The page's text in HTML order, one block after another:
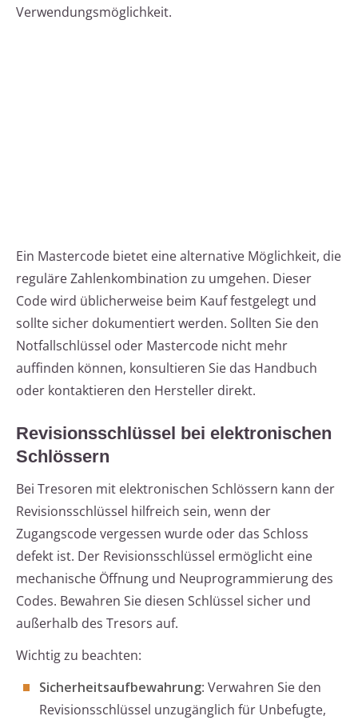
Verwendungsmöglichkeit.
Ein Mastercode bietet eine alternative Möglichkeit, die
reguläre Zahlenkombination zu umgehen. Dieser
Code wird üblicherweise beim Kauf festgelegt und
sollte sicher dokumentiert werden. Sollten Sie den
Notfallschlüssel oder Mastercode nicht mehr
auffinden können, konsultieren Sie das Handbuch
oder kontaktieren den Hersteller direkt.
Revisionsschlüssel bei elektronischen
Schlössern
Bei Tresoren mit elektronischen Schlössern kann der
Revisionsschlüssel hilfreich sein, wenn der
Zugangscode vergessen wurde oder das Schloss
defekt ist. Der Revisionsschlüssel ermöglicht eine
mechanische Öffnung und Neuprogrammierung des
Codes. Bewahren Sie diesen Schlüssel sicher und
außerhalb des Tresors auf.
Wichtig zu beachten:
Sicherheitsaufbewahrung: Verwahren Sie den
Revisionsschlüssel unzugänglich für Unbefugte,